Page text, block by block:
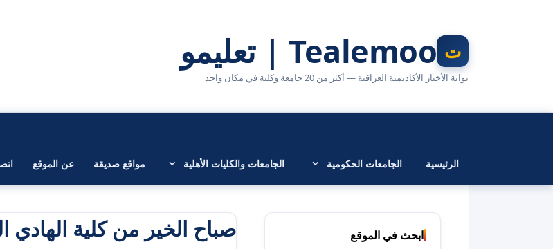
Tealemoo | تعليمو
بوابة الأخبار الأكاديمية العراقية — أكثر من 20 جامعة وكلية في مكان واحد
الرئيسية الجامعات الحكومية الجامعات والكليات الأهلية مواقع صديقة عن الموقع
صباح الخير من كلية الهادي ابحث في الموقع